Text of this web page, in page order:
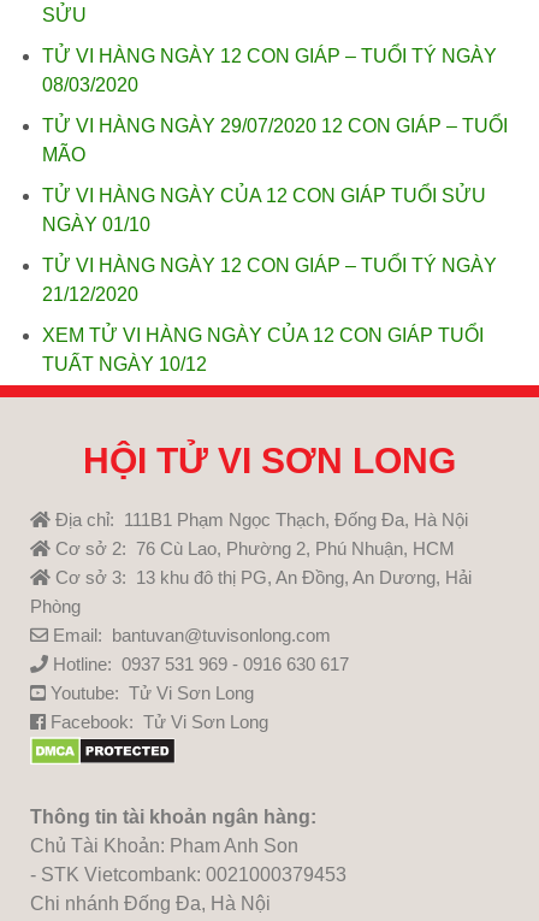
SỬU
TỬ VI HÀNG NGÀY 12 CON GIÁP – TUỔI TÝ NGÀY
08/03/2020
TỬ VI HÀNG NGÀY 29/07/2020 12 CON GIÁP – TUỔI
MÃO
TỬ VI HÀNG NGÀY CỦA 12 CON GIÁP TUỔI SỬU
NGÀY 01/10
TỬ VI HÀNG NGÀY 12 CON GIÁP – TUỔI TÝ NGÀY
21/12/2020
XEM TỬ VI HÀNG NGÀY CỦA 12 CON GIÁP TUỔI
TUẤT NGÀY 10/12
HỘI TỬ VI SƠN LONG
Địa chỉ: 111B1 Phạm Ngọc Thạch, Đống Đa, Hà Nội
Cơ sở 2: 76 Cù Lao, Phường 2, Phú Nhuận, HCM
Cơ sở 3: 13 khu đô thị PG, An Đồng, An Dương, Hải
Phòng
Email: bantuvan@tuvisonlong.com
Hotline: 0937 531 969 - 0916 630 617
Youtube: Tử Vi Sơn Long
Facebook: Tử Vi Sơn Long
Thông tin tài khoản ngân hàng:
Chủ Tài Khoản: Pham Anh Son
- STK Vietcombank: 0021000379453
Chi nhánh Đống Đa, Hà Nội